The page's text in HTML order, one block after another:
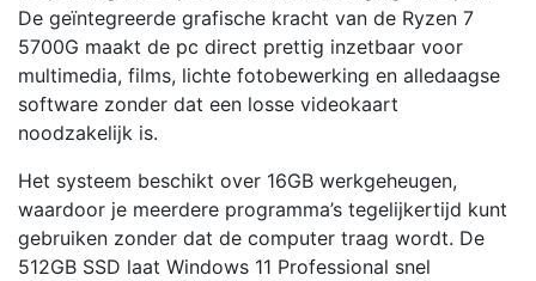
|
Mini-
Tower
Behuizing
aantal
De geïntegreerde grafische kracht van de Ryzen 7
5700G maakt de pc direct prettig inzetbaar voor
multimedia, films, lichte fotobewerking en alledaagse
software zonder dat een losse videokaart
noodzakelijk is.
Het systeem beschikt over 16GB werkgeheugen,
waardoor je meerdere programma’s tegelijkertijd kunt
gebruiken zonder dat de computer traag wordt. De
512GB SSD laat Windows 11 Professional snel